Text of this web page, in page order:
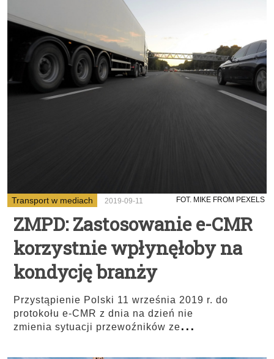
Transport w mediach 2019-09-11 FOT. MIKE FROM PEXELS
ZMPD: Zastosowanie e-CMR
korzystnie wpłynęłoby na
kondycję branży
Przystąpienie Polski 11 września 2019 r. do
protokołu e-CMR z dnia na dzień nie
zmienia sytuacji przewoźników ze...